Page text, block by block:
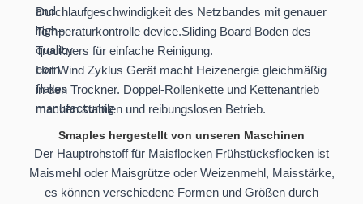
Durchlaufgeschwindigkeit des Netzbandes mit genauer
Temperaturkontrolle device.Sliding Board Boden des
Trockners für einfache Reinigung.
Hot Wind Zyklus Gerät macht Heizenergie gleichmäßig
in den Trockner. Doppel-Rollenkette und Kettenantrieb
machen stabilen und reibungslosen Betrieb.
Smaples hergestellt von unseren Maschinen
Der Hauptrohstoff für Maisflocken Frühstücksflocken ist
Maismehl oder Maisgrütze oder Weizenmehl, Maisstärke,
es können verschiedene Formen und Größen durch